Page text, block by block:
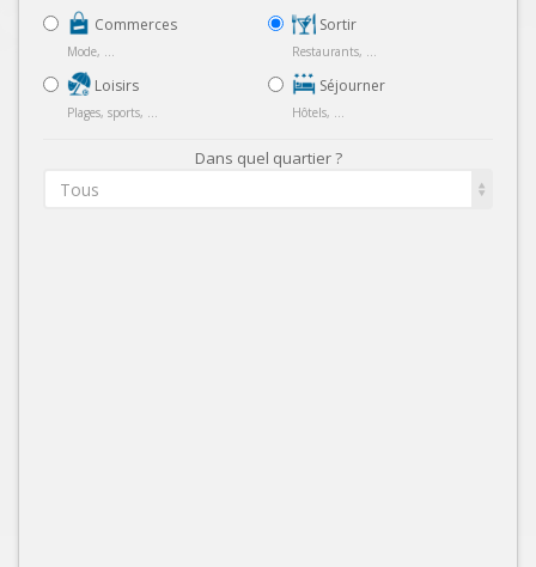
Commerces
Mode, ...
Loisirs
Plages, sports, ...
Sortir
Restaurants, ...
Séjourner
Hôtels, ...
Dans quel quartier ?
Tous